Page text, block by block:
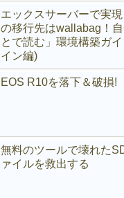
エックスサーバーで実
の移行先はwallabag！
とで読む」環境構築ガ
イン編)
EOS R10を落下＆破損!
無料のツールで壊れた
ァイルを救出する